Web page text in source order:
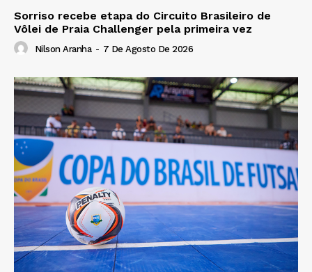
Sorriso recebe etapa do Circuito Brasileiro de
Vôlei de Praia Challenger pela primeira vez
Nilson Aranha - 7 De Agosto De 2026